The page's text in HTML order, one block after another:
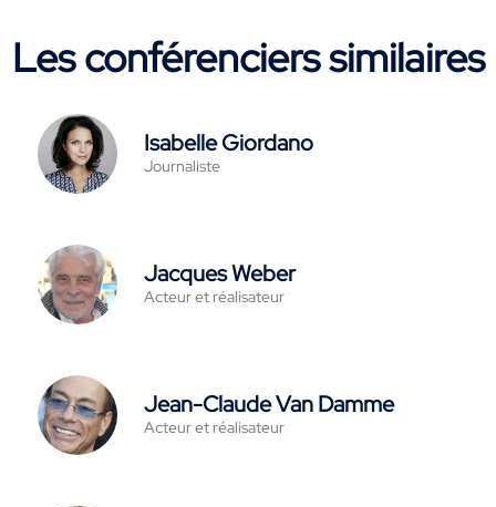
Les conférenciers similaires
Isabelle Giordano
Journaliste
Jacques Weber
Acteur et réalisateur
Jean-Claude Van Damme
Acteur et réalisateur